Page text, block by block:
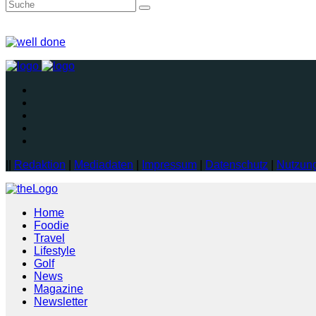
Redaktion Mediadaten Impressum Datenschutz
Home
Foodie
Travel
Lifestyle
Golf
News
Magazine
Newsletter